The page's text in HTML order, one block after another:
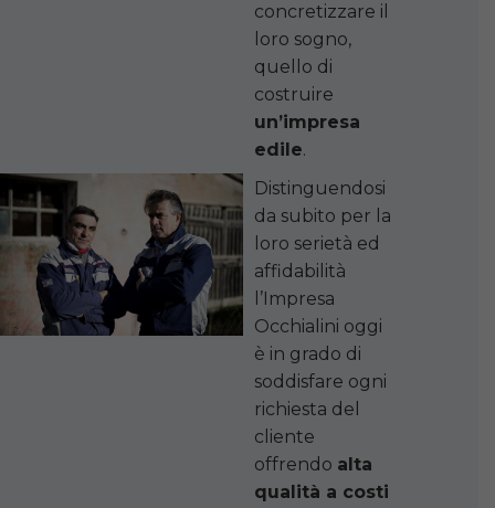
concretizzare il
loro sogno,
quello di
costruire
un’impresa
edile.
Distinguendosi
da subito per la
loro serietà ed
affidabilità
l’Impresa
Occhialini oggi
è in grado di
soddisfare ogni
richiesta del
cliente
offrendo alta
qualità a costi